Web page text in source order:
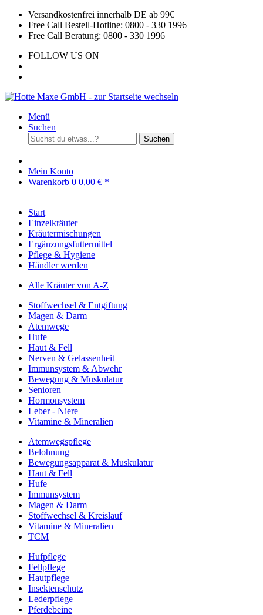
Versandkostenfrei innerhalb DE ab 99€
Free Call Bestell-Hotline: 0800 - 330 1996
Free Call Beratung: 0800 - 330 1996
FOLLOW US ON
Menü
Suchen
Suchen
Mein Konto
Warenkorb 0 0,00 € *
Start
Einzelkräuter
Kräutermischungen
Ergänzungsfuttermittel
Pflege & Hygiene
Händler werden
Alle Kräuter von A-Z
Stoffwechsel & Entgiftung
Magen & Darm
Atemwege
Hufe
Haut & Fell
Nerven & Gelassenheit
Immunsystem & Abwehr
Bewegung & Muskulatur
Senioren
Hormonsystem
Leber - Niere
Vitamine & Mineralien
Atemwegspflege
Belohnung
Bewegungsapparat & Muskulatur
Haut & Fell
Hufe
Immunsystem
Magen & Darm
Stoffwechsel & Kreislauf
Vitamine & Mineralien
TCM
Hufpflege
Fellpflege
Hautpflege
Insektenschutz
Lederpflege
Pferdebeine